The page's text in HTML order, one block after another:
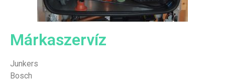
Márkaszervíz
Junkers
Bosch